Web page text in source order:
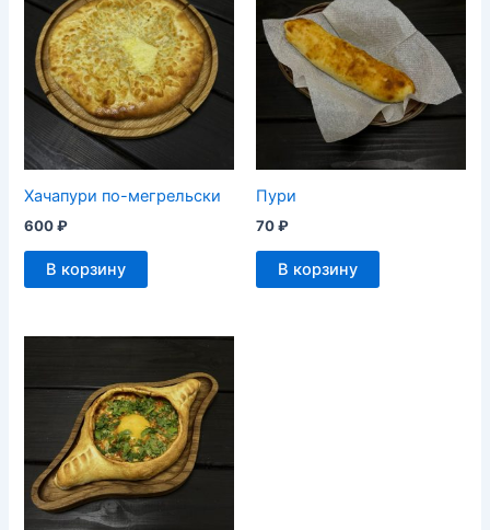
Хачапури по-мегрельски
600₽
В корзину
Пури
70₽
В корзину